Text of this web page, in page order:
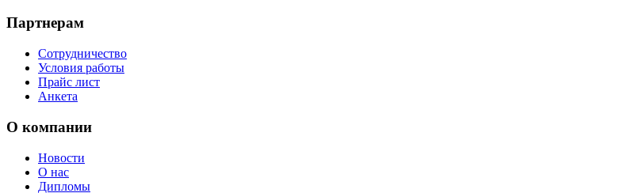
Партнерам
Сотрудничество
Условия работы
Прайс лист
Анкета
О компании
Новости
О нас
Дипломы